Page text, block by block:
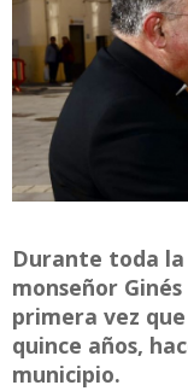
Durante toda la
monseñor
primera vez
quince años,
municipio.